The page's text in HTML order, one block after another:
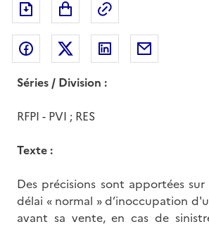
Exporter le document au
Partager sur Facebook
Partager sur Twitter
Partager sur
Séries / Division :
RFPI - PVI ; RES
Texte :
Des précisions sont apportées
délai « normal » d’inoccupation
avant sa vente, en cas de